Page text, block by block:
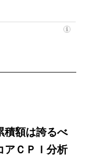
積額は誇るべ
アＣＰＩ分析